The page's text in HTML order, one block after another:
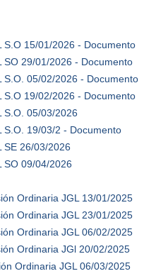
S.O 15/01/2026 - Documento
SO 29/01/2026 - Documento
S.O. 05/02/2026 - Documento
S.O 19/02/2026 - Documento
S.O. 05/03/2026
S.O. 19/03/2 - Documento
SE 26/03/2026
SO 09/04/2026
Ordinaria JGL 13/01/2025
Ordinaria JGL 23/01/2025
Ordinaria JGL 06/02/2025
Ordinaria JGl 20/02/2025
Ordinaria JGL 06/03/2025